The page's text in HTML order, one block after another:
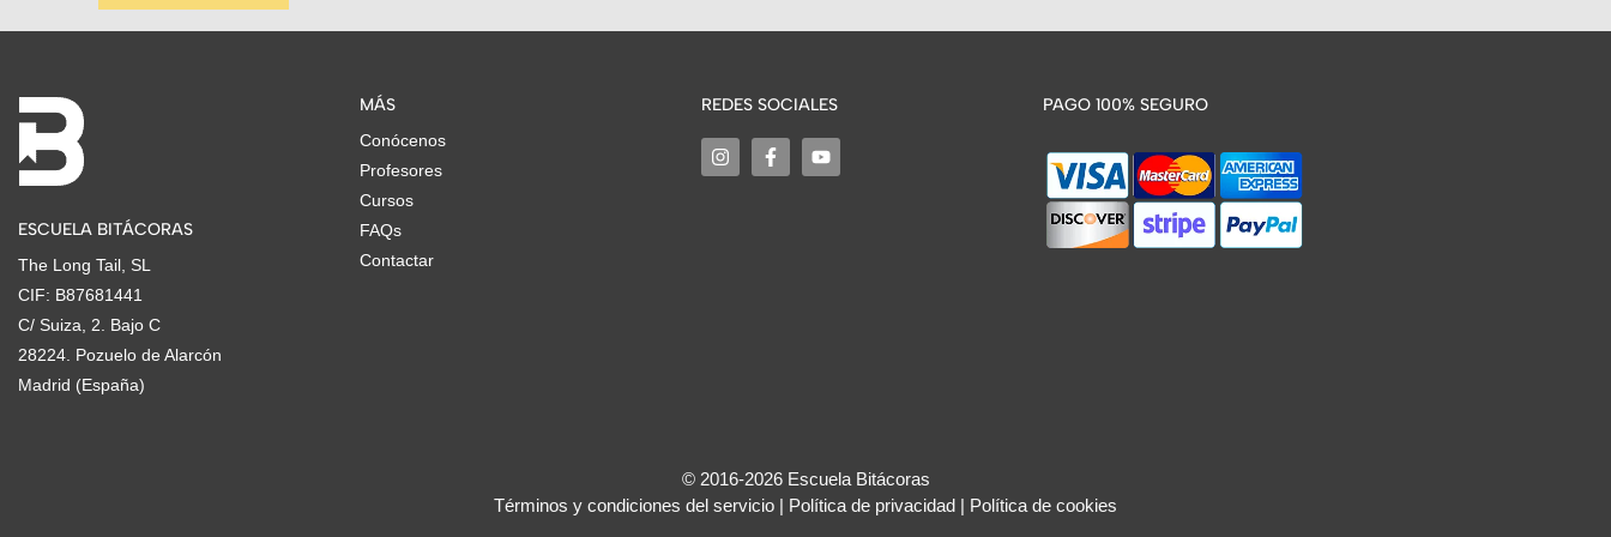
ESCUELA BITÁCORAS
The Long Tail, SL
CIF: B87681441
C/ Suiza, 2. Bajo C
28224. Pozuelo de Alarcón
Madrid (España)
MÁS
Conócenos
Profesores
Cursos
FAQs
Contactar
REDES SOCIALES PAGO 100% SEGURO
© 2016-2026 Escuela Bitácoras
Términos y condiciones del servicio | Política de privacidad | Política de cookies